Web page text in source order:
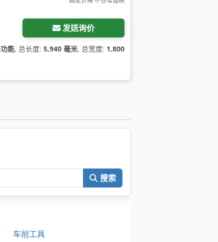
发送询价
能, 总长度: 5,940 毫米, 总宽度: 1,800
搜索
车削工具